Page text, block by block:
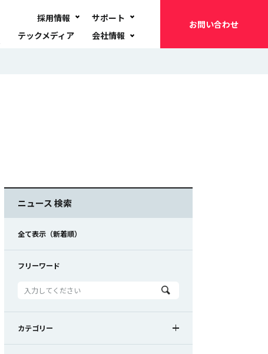
採用情報
サポート
テックメディア 会社情報
お問い合わせ
ニュース 検索
全て表示（新着順）
フリーワード
カテゴリー